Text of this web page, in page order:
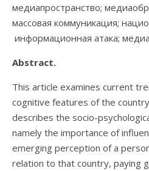
медиапространство;
массовая коммуникация;
информационная атака;
Abstract.
This article examines current
cognitive features of the
describes the socio-
namely the importance of
emerging perception of a
relation to that country, paying